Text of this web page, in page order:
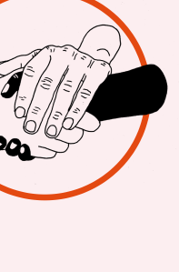
wieder weit weg
365-Euro-Ticket
Andreas Knie:
weg. Nein, die
und die
Attraktivität des
sondern die
all diesem Unfug